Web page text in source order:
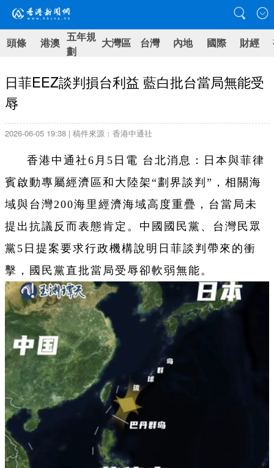
頭條 港澳 五年規
劃
大灣區 台灣 內地 國際 財經
日菲EEZ談判損台利益 藍白批台當局無能受
辱
2026-06-05 19:38 | 稿件來源：香港中通社
香港中通社6月5日電 台北消息：日本與菲律
賓啟動專屬經濟區和大陸架“劃界談判”，相關海
域與台灣200海里經濟海域高度重疊，台當局未
提出抗議反而表態肯定。中國國民黨、台灣民眾
黨5日提案要求行政機構說明日菲談判帶來的衝
擊，國民黨直批當局受辱卻軟弱無能。